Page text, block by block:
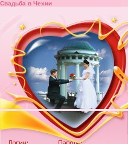
Свадьба в Чехии